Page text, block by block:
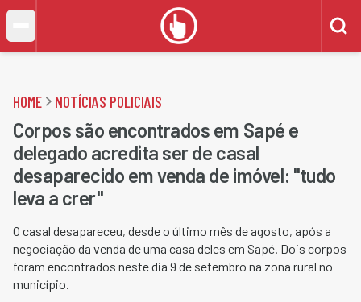
HOME NOTÍCIAS POLICIAIS
Corpos são encontrados em Sapé e
delegado acredita ser de casal
desaparecido em venda de imóvel: "tudo
leva a crer"
O casal desapareceu, desde o último mês de agosto, após a
negociação da venda de uma casa deles em Sapé. Dois corpos
foram encontrados neste dia 9 de setembro na zona rural no
município.